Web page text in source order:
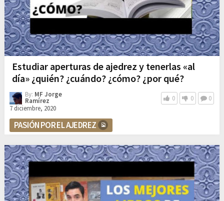
Estudiar aperturas de ajedrez y tenerlas «al
día» ¿quién? ¿cuándo? ¿cómo? ¿por qué?
By: MF Jorge
Ramírez
7 diciembre, 2020
0 0 0
PASIÓN POR EL AJEDREZ